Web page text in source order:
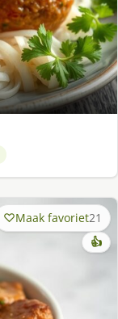
Maak favoriet21
👍